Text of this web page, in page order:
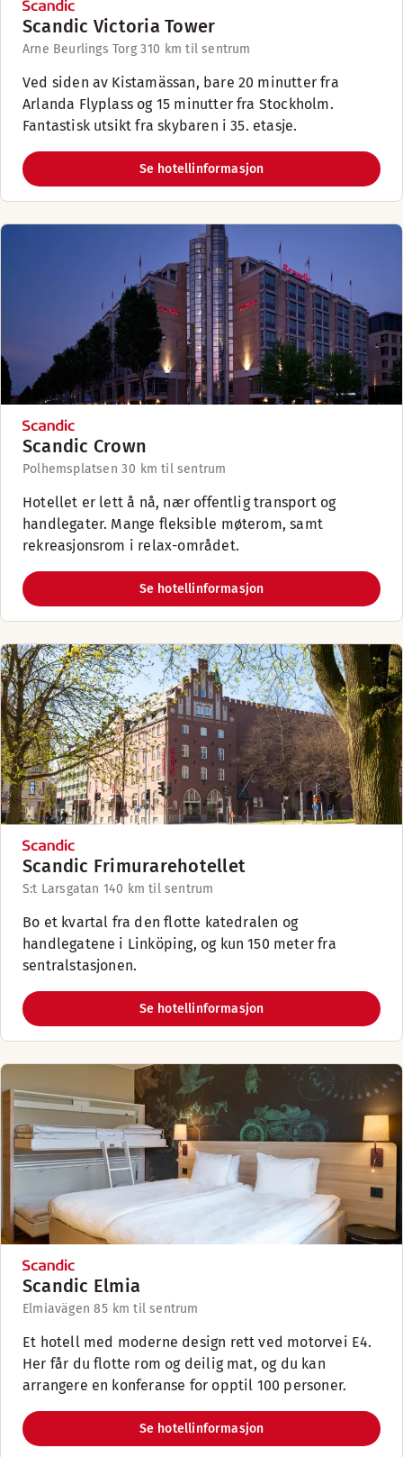
Scandic Victoria Tower
Arne Beurlings Torg 310 km til sentrum
Ved siden av Kistamässan, bare 20 minutter fra
Arlanda Flyplass og 15 minutter fra Stockholm.
Fantastisk utsikt fra skybaren i 35. etasje.
Se hotellinformasjon
Scandic Crown
Polhemsplatsen 30 km til sentrum
Hotellet er lett å nå, nær offentlig transport og
handlegater. Mange fleksible møterom, samt
rekreasjonsrom i relax-området.
Se hotellinformasjon
Scandic Frimurarehotellet
S:t Larsgatan 140 km til sentrum
Bo et kvartal fra den flotte katedralen og
handlegatene i Linköping, og kun 150 meter fra
sentralstasjonen.
Se hotellinformasjon
Scandic Elmia
Elmiavägen 85 km til sentrum
Et hotell med moderne design rett ved motorvei E4.
Her får du flotte rom og deilig mat, og du kan
arrangere en konferanse for opptil 100 personer.
Se hotellinformasjon